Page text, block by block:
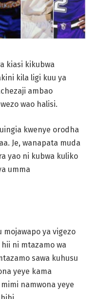
kiasi kikubwa
kila ligi kuu ya
ambao
wao halisi.
kwenye orodha
Je, wanapata muda
yao ni kubwa kuliko
umma
mojawapo ya vigezo
ni mtazamo wa
sawa kuhusu
yeye kama
namwona yeye